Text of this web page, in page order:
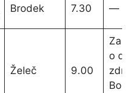
Brodek 7.30 —
Želeč 9.00
Za
o dar
zdraví
Boží